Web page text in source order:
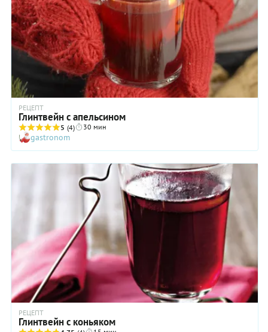
РЕЦЕПТ
Глинтвейн с апельсином
5 (4) 30 мин
gastronom
РЕЦЕПТ
Глинтвейн с коньяком